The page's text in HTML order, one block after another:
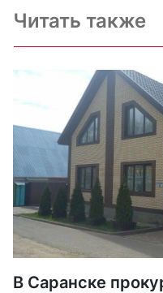
Читать также
В Саранске